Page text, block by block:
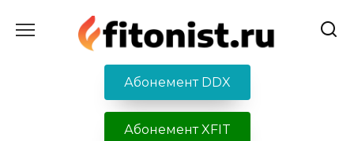
содержанию
Абонемент DDX
Абонемент XFIT